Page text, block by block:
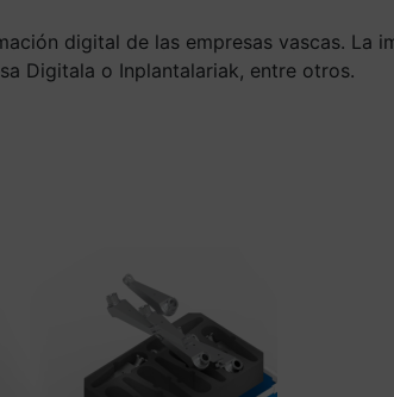
digital de las empresas vascas. La
Digitala o Inplantalariak, entre otros.